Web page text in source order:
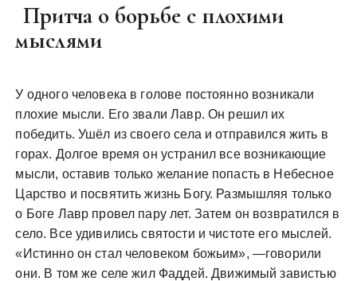
Притча о борьбе с плохими
мыслями
У одного человека в голове постоянно возникали
плохие мысли. Его звали Лавр. Он решил их
победить. Ушёл из своего села и отправился жить в
горах. Долгое время он устранил все возникающие
мысли, оставив только желание попасть в Небесное
Царство и посвятить жизнь Богу. Размышляя только
о Боге Лавр провел пару лет. Затем он возвратился в
село. Все удивились святости и чистоте его мыслей.
«Истинно он стал человеком божьим», —говорили
они. В том же селе жил Фаддей. Движимый завистью